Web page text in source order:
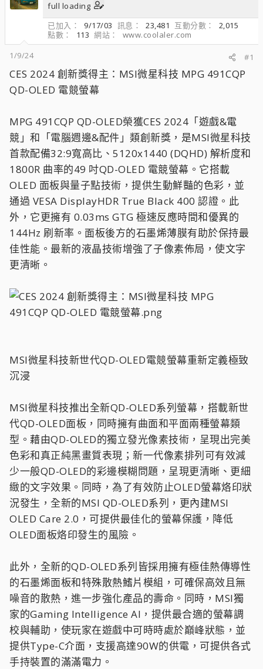
full loading
已加入
9/17/03 訊息 23,481 互動分數
2,015
點數
113 網站
www.coolaler.com
1/9/24
#1
CES 2024 創新獎得主：MSI微星科技 MPG 491CQP
QD-OLED 電競螢幕
MPG 491CQP QD-OLED榮獲CES 2024「遊戲&電
競」和「電腦週邊&配件」類創新獎，是MSI微星科技
首款配備32:9寬高比、5120x1440 (DQHD) 解析度和
1800R 曲率的49 吋QD-OLED 電競螢幕。它搭載
OLED 面板與量子點技術，提供生動鮮豔的色彩，並
通過 VESA DisplayHDR True Black 400 認證。此
外，它更擁有 0.03ms GTG 極速反應時間和優異的
144Hz 刷新率。面板後方的石墨烯薄膜有助於保持最
佳性能。最新的液晶技術增強了子像素佈局，使文字
更清晰。
MSI微星科技新世代QD-OLED電競螢幕重新定義極致
沉浸
MSI微星科技推出全新QD-OLED系列螢幕，搭載新世
代QD-OLED面板，同時擁有曲面和平面兩種螢幕類
型。藉由QD-OLED的獨立發光像素技術，呈現出完美
色彩和真正純黑畫質表現；新一代像素排列可有效減
少一般QD-OLED的彩邊模糊問題，呈現更清晰、更細
緻的文字效果。同時，為了有效防止OLED螢幕烙印狀
況發生，全新的MSI QD-OLED系列，更內建MSI
OLED Care 2.0，可提供最佳化的螢幕保護，降低
OLED面板烙印發生的風險。
此外，全新的QD-OLED系列皆採用擁有極佳熱傳導性
的石墨烯面板和特殊散熱鰭片模組，可確保高效且無
噪音的散熱，進一步強化產品的壽命。同時，MSI獨
家的Gaming Intelligence AI，提供最合適的螢幕調
校與輔助，使玩家在遊戲中可時時處於巔峰狀態，並
提供Type-C介面，支援高達90W的供電，可提供各式
手持裝置的滿滿電力。